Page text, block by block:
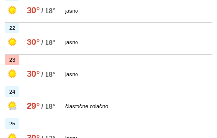
30°/ 18° jasno
22
30°/ 18° jasno
23
30°/ 18° jasno
24
29°/ 18° čiastočne oblačno
25